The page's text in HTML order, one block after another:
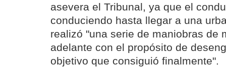
asevera el Tribunal, ya que el
conduciendo hasta llegar a una
realizó "una serie de maniobras de
adelante con el propósito de
objetivo que consiguió finalmente".